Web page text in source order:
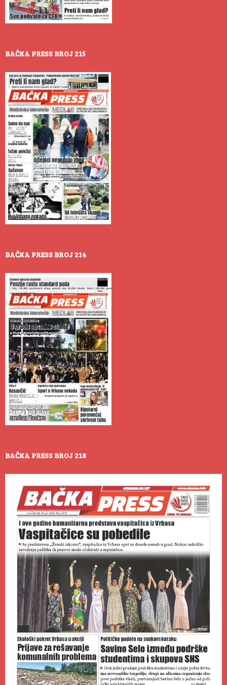
BAČKA PRESS BROJ 215
BAČKA PRESS BROJ 214
BAČKA PRESS BROJ 218